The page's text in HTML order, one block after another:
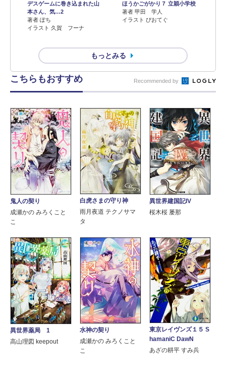
デスゲームに巻き込まれた山
本さん、気…2
著者 ぽち
イラスト 久賀 フーナ
ほうかごがかり７ 立穎小学校
著者 甲田 学人
イラスト ぴおてぐ
もっとみる
こちらもおすすめ Recommended by
鬼人の契り
成瀬かの みろくこと
こ
白虎さまの守り神
雨月夜道 テクノサマ
タ
異世界建国記IV
桜木桜 屡那
異世界薬局 1
高山理図 keepout
水神の契り
成瀬かの みろくこと
こ
東京レイヴンズ１５ S
hamaniC DawN
あざの耕平 すみ兵